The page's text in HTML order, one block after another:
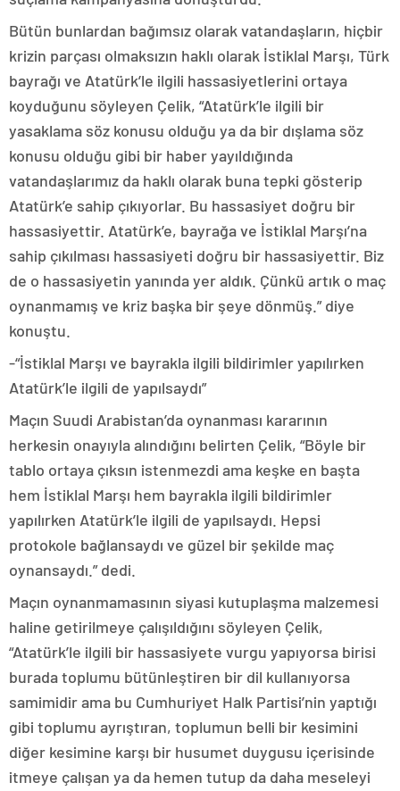
Bütün bunlardan bağımsız olarak vatandaşların, hiçbir
krizin parçası olmaksızın haklı olarak İstiklal Marşı, Türk
bayrağı ve Atatürk’le ilgili hassasiyetlerini ortaya
koyduğunu söyleyen Çelik, “Atatürk’le ilgili bir
yasaklama söz konusu olduğu ya da bir dışlama söz
konusu olduğu gibi bir haber yayıldığında
vatandaşlarımız da haklı olarak buna tepki gösterip
Atatürk’e sahip çıkıyorlar. Bu hassasiyet doğru bir
hassasiyettir. Atatürk’e, bayrağa ve İstiklal Marşı’na
sahip çıkılması hassasiyeti doğru bir hassasiyettir. Biz
de o hassasiyetin yanında yer aldık. Çünkü artık o maç
oynanmamış ve kriz başka bir şeye dönmüş.” diye
konuştu.
-“İstiklal Marşı ve bayrakla ilgili bildirimler yapılırken
Atatürk’le ilgili de yapılsaydı”
Maçın Suudi Arabistan’da oynanması kararının
herkesin onayıyla alındığını belirten Çelik, “Böyle bir
tablo ortaya çıksın istenmezdi ama keşke en başta
hem İstiklal Marşı hem bayrakla ilgili bildirimler
yapılırken Atatürk’le ilgili de yapılsaydı. Hepsi
protokole bağlansaydı ve güzel bir şekilde maç
oynansaydı.” dedi.
Maçın oynanmamasının siyasi kutuplaşma malzemesi
haline getirilmeye çalışıldığını söyleyen Çelik,
“Atatürk’le ilgili bir hassasiyete vurgu yapıyorsa birisi
burada toplumu bütünleştiren bir dil kullanıyorsa
samimidir ama bu Cumhuriyet Halk Partisi’nin yaptığı
gibi toplumu ayrıştıran, toplumun belli bir kesimini
diğer kesimine karşı bir husumet duygusu içerisinde
itmeye çalışan ya da hemen tutup da daha meseleyi